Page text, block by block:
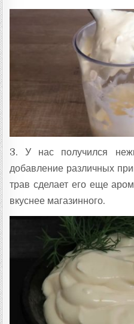
3. У нас получился
добавление различных
трав сделает его еще
вкуснее магазинного.